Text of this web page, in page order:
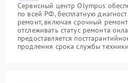
Сервисный центр Olympus
по всей РФ, бесплатную
ремонт, включая срочный
отслеживать статус ремонта
предоставляется
продления срока службы техники